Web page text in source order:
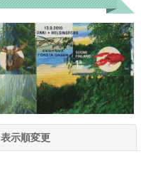
表示順変更